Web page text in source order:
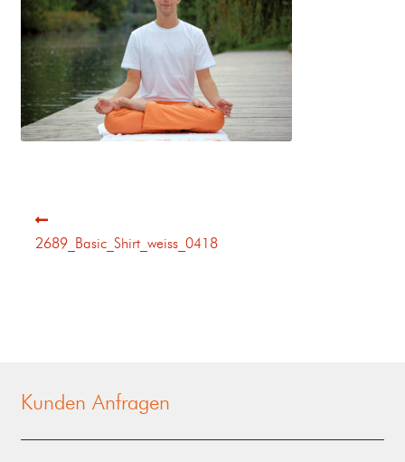
2689_Basic_Shirt_weiss_0418
Kunden Anfragen